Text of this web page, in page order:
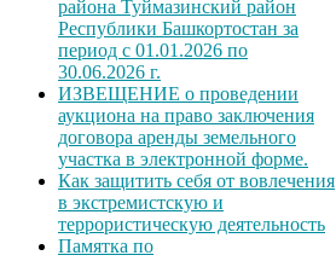
района Туймазинский район
Республики Башкортостан за
период с 01.01.2026 по
30.06.2026 г.
ИЗВЕЩЕНИЕ о проведении
аукциона на право заключения
договора аренды земельного
участка в электронной форме.
Как защитить себя от вовлечения
в экстремистскую и
террористическую деятельность
Памятка по